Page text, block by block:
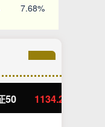
7.68%
1.01%